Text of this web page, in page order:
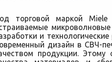
торговой маркой Miele
и
дизайн в СВЧ-
продукции. Этому